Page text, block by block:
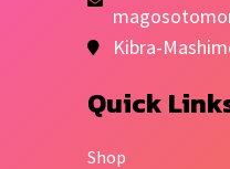
Kibra-
Quick
Shop